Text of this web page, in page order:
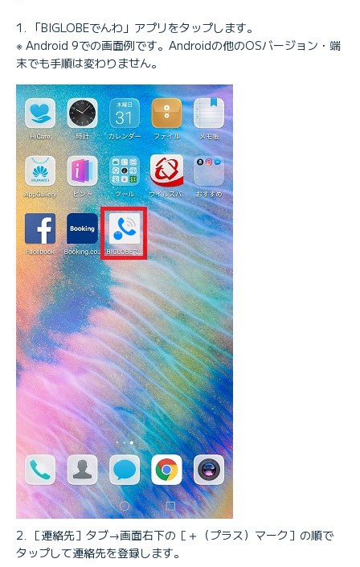
「BIGLOBEでんわ」アプリをタップします。
※ Android 9での画面例です。Androidの他のOSバージョン・端
末でも手順は変わりません。
［連絡先］タブ→画面右下の［＋（プラス）マーク］の順で
タップして連絡先を登録します。